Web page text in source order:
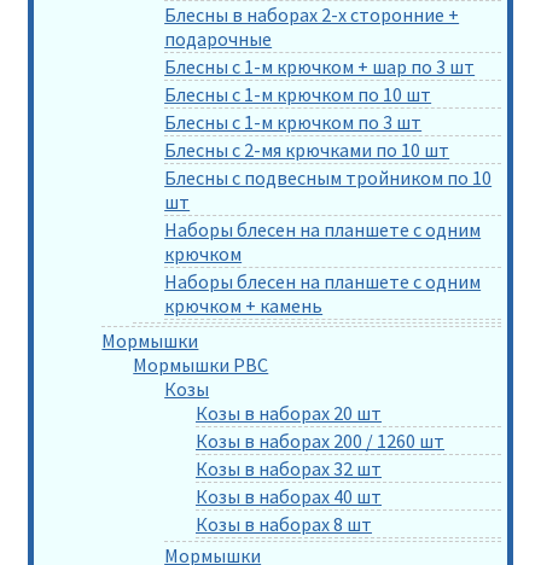
Блесны в наборах 2-х сторонние +
подарочные
Блесны с 1-м крючком + шар по 3 шт
Блесны с 1-м крючком по 10 шт
Блесны с 1-м крючком по 3 шт
Блесны с 2-мя крючками по 10 шт
Блесны с подвесным тройником по 10
шт
Наборы блесен на планшете с одним
крючком
Наборы блесен на планшете с одним
крючком + камень
Мормышки
Мормышки РВС
Козы
Козы в наборах 20 шт
Козы в наборах 200 / 1260 шт
Козы в наборах 32 шт
Козы в наборах 40 шт
Козы в наборах 8 шт
Мормышки